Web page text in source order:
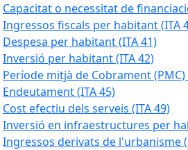
Capacitat o necessitat de
Ingressos fiscals per habitant (ITA
Despesa per habitant (ITA 41)
Inversió per habitant (ITA 42)
Període mitjà de Cobrament (PMC)
Endeutament (ITA 45)
Cost efectiu dels serveis (ITA 49)
Inversió en infraestructures per
Ingressos derivats de l'urbanisme